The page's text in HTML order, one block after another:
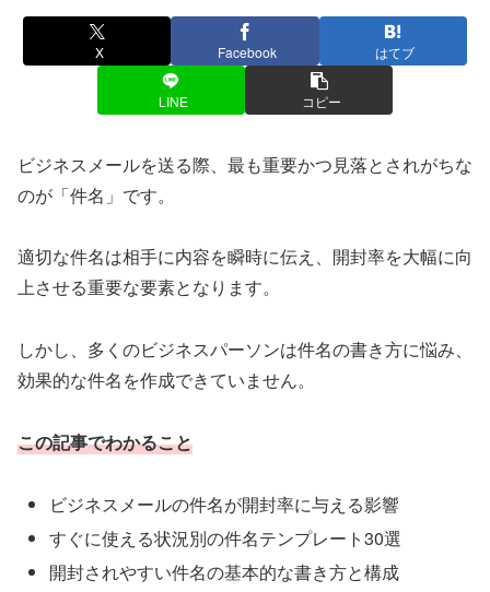
X Facebook はてブ
LINE コピー
ビジネスメールを送る際、最も重要かつ見落とされがちな
のが「件名」です。
適切な件名は相手に内容を瞬時に伝え、開封率を大幅に向
上させる重要な要素となります。
しかし、多くのビジネスパーソンは件名の書き方に悩み、
効果的な件名を作成できていません。
この記事でわかること
ビジネスメールの件名が開封率に与える影響
すぐに使える状況別の件名テンプレート30選
開封されやすい件名の基本的な書き方と構成